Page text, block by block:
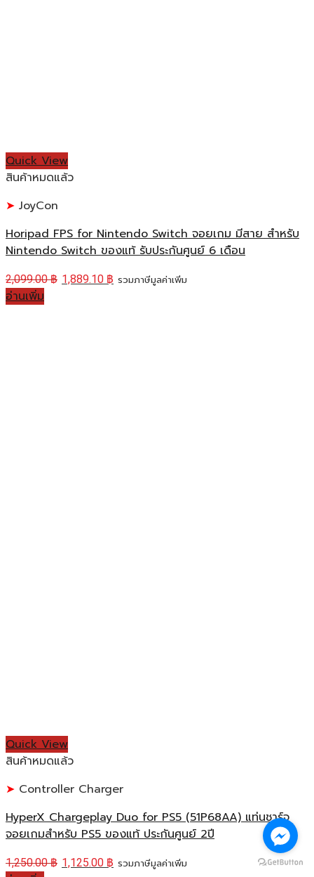
Quick View
สินค้าหมดแล้ว
JoyCon
Horipad FPS for Nintendo Switch จอยเกม มีสาย สำหรับ
Nintendo Switch ของแท้ รับประกันศูนย์ 6 เดือน
2,099.00฿ 1,889.10 ฿ รวมภาษีมูลค่าเพิ่ม
อ่านเพิ่ม
Quick View
สินค้าหมดแล้ว
Controller Charger
HyperX Chargeplay Duo for PS5 (51P68AA) แท่นชาร์จ
จอยเกมสำหรับ PS5 ของแท้ ประกันศูนย์ 2ปี
1,250.00฿ 1,125.00 ฿ รวมภาษีมูลค่าเพิ่ม